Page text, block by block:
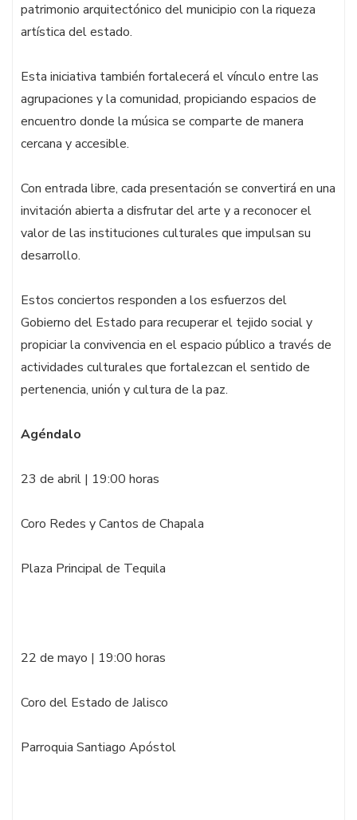
patrimonio arquitectónico del municipio con la riqueza
artística del estado.
Esta iniciativa también fortalecerá el vínculo entre las
agrupaciones y la comunidad, propiciando espacios de
encuentro donde la música se comparte de manera
cercana y accesible.
Con entrada libre, cada presentación se convertirá en una
invitación abierta a disfrutar del arte y a reconocer el
valor de las instituciones culturales que impulsan su
desarrollo.
Estos conciertos responden a los esfuerzos del
Gobierno del Estado para recuperar el tejido social y
propiciar la convivencia en el espacio público a través de
actividades culturales que fortalezcan el sentido de
pertenencia, unión y cultura de la paz.
Agéndalo
23 de abril | 19:00 horas
Coro Redes y Cantos de Chapala
Plaza Principal de Tequila
22 de mayo | 19:00 horas
Coro del Estado de Jalisco
Parroquia Santiago Apóstol